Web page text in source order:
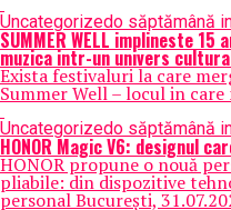
Uncategorizedo săptămână
SUMMER WELL implineste
muzica intr-un univers
Exista festivaluri la care
Summer Well – locul in
Uncategorizedo săptămână
HONOR Magic V6: designul
HONOR propune o nouă
pliabile: din dispozitive
personal București,